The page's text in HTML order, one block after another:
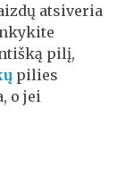
atsiveria
pilį,
pilies
o jei